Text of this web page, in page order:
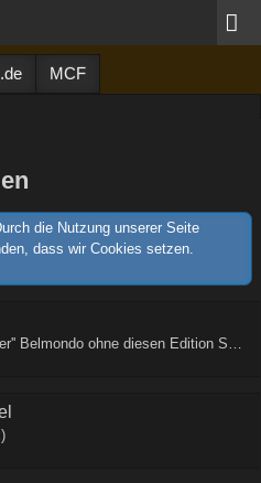
MCF
die Nutzung unserer Seite
dass wir Cookies setzen.
Suche Cover ''Der Aussenseiter'' Belmondo ohne diesen Edition Schriftzug